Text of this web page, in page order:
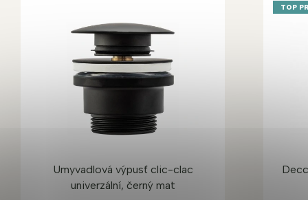
Umyvadlová výpusť clic-clac
univerzální, černý mat
TOP